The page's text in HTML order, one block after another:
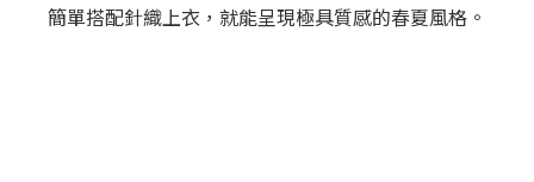
簡單搭配針織上衣，就能呈現極具質感的春夏風格。